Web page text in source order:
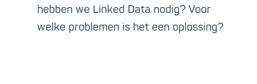
hebben we Linked Data nodig? Voor
welke problemen is het een oplossing?